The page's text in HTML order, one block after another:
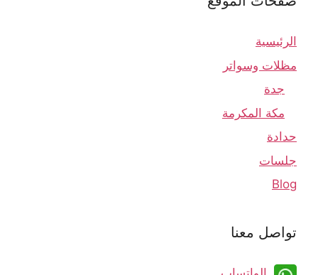
الرئيسية
مظلات وسواتر
جدة
مكة المكرمة
حدادة
جلسات
Blog
تواصل معنا